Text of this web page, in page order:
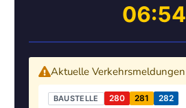
06:54
Aktuelle Verkehrsmeldungen
BAUSTELLE 280 281 282